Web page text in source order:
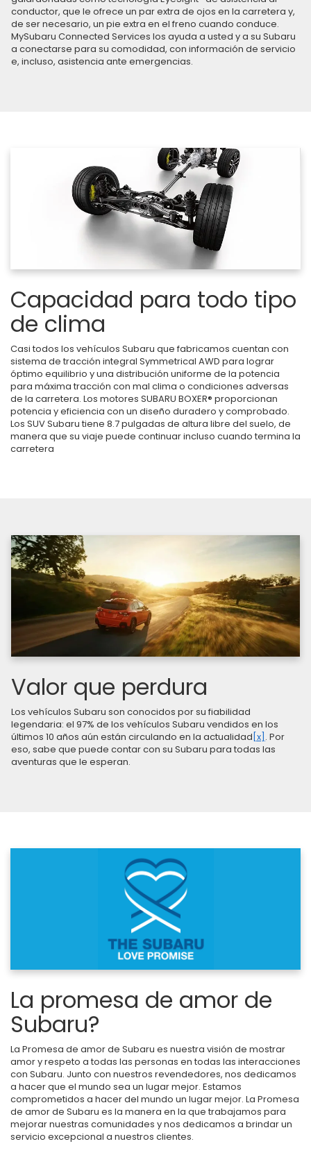
conductor, que le ofrece un par extra de ojos en la carretera y,
de ser necesario, un pie extra en el freno cuando conduce.
MySubaru Connected Services los ayuda a usted y a su Subaru
a conectarse para su comodidad, con información de servicio
e, incluso, asistencia ante emergencias.
Capacidad para todo tipo
de clima
Casi todos los vehículos Subaru que fabricamos cuentan con
sistema de tracción integral Symmetrical AWD para lograr
óptimo equilibrio y una distribución uniforme de la potencia
para máxima tracción con mal clima o condiciones adversas
de la carretera. Los motores SUBARU BOXER® proporcionan
potencia y eficiencia con un diseño duradero y comprobado.
Los SUV Subaru tiene 8.7 pulgadas de altura libre del suelo, de
manera que su viaje puede continuar incluso cuando termina la
carretera
Valor que perdura
Los vehículos Subaru son conocidos por su fiabilidad
legendaria: el 97% de los vehículos Subaru vendidos en los
últimos 10 años aún están circulando en la actualidad [x] . Por
eso, sabe que puede contar con su Subaru para todas las
aventuras que le esperan.
La promesa de amor de
Subaru?
La Promesa de amor de Subaru es nuestra visión de mostrar
amor y respeto a todas las personas en todas las interacciones
con Subaru. Junto con nuestros revendedores, nos dedicamos
a hacer que el mundo sea un lugar mejor. Estamos
comprometidos a hacer del mundo un lugar mejor. La Promesa
de amor de Subaru es la manera en la que trabajamos para
mejorar nuestras comunidades y nos dedicamos a brindar un
servicio excepcional a nuestros clientes.